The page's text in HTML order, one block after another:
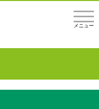
メニュー